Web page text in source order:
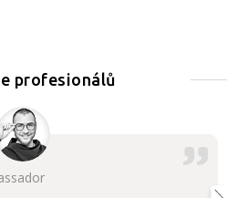
profesionálů